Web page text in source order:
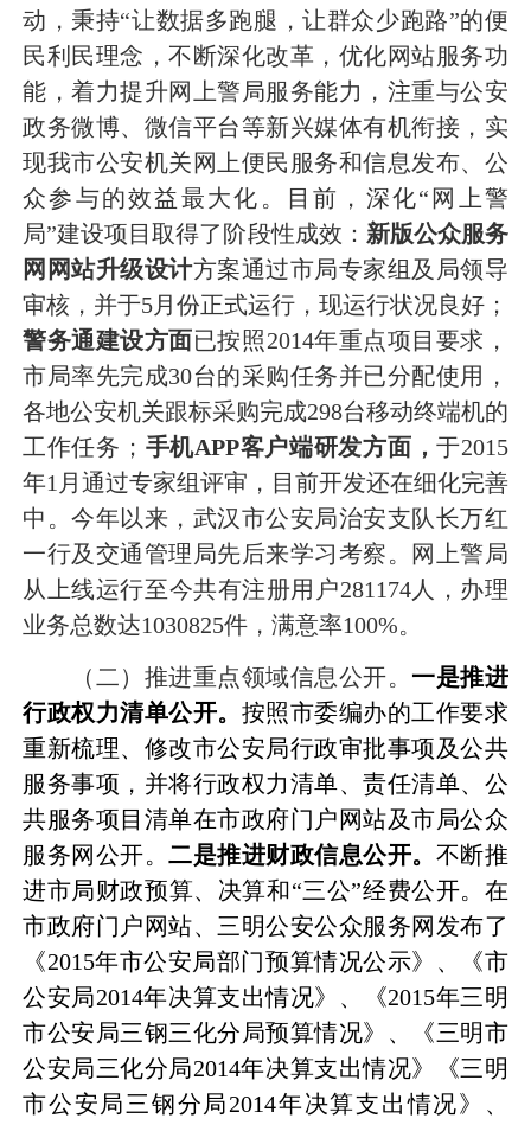
动，秉持“让数据多跑腿，让群众少跑路”的便
民利民理念，不断深化改革，优化网站服务功
能，着力提升网上警局服务能力，注重与公安
政务微博、微信平台等新兴媒体有机衔接，实
现我市公安机关网上便民服务和信息发布、公
众参与的效益最大化。
目前，深化“ 网上警
局”建设项目取得了阶段性成效： 新版公众服务
网 网站升级设计方案通过市局专家组及局领导
审核 ，并于5月份正式运行，现运行状况良好；
警务通建设方面已按照2014年重点项目要求，
市局率先完成30台的采购任务并已分配使用，
各地公安机关跟标采购完成298台移动终端机的
工作任务； 手机APP客户端研发方面，于2015
年1 月通过专家组评审，目前开发还在细化完善
中 。今年以来，武汉市公安局治安支队长万红
一行及交通管理局先后来学习考察。网上警局
从上线运行至今共有注册用户281174人，办理
业务总数达1030825件，满意率100%。
（二）推进重点领域信息公开。 一是推进
行政权力清单公开。 按照市委编办的工作要求
重新梳理、修改市公安局行政审批事项及公共
服务事项，并将行政权力清单、责任清单、公
共服务项目清单在市政府门户网站及市局公众
服务网公开。二是推进财政信息公开。 不断推
进市局财政预算、决算和“三公”经费公开。在
市政府门户网站、三明公安公众服务网发布了
《2015年市公安局部门预算情况公示》、《市
公安局2014年决算支出情况》、《2015年三明
市公安局三钢三化分局预算情况》、《三明市
公安局三化分局2014年决算支出情况》《三明
市公安局三钢分局2014年决算支出情况》、